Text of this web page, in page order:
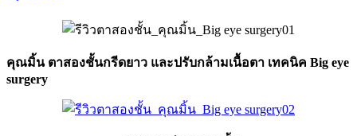
คุณมิ้น ตาสองชั้นกรีดยาว และปรับกล้ามเนื้อตา เทคนิค Big eye
surgery